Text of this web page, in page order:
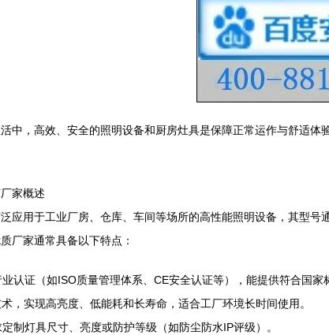
中，高效、安全的照明设备和厨房灶具是保障正常运作与舒适
家概述
应用于工业厂房、仓库、车间等场所的高性能照明设备，其型
厂家通常具备以下特点：
认证（如ISO质量管理体系、CE安全认证等），能提供符合国家
，实现高亮度、低能耗和长寿命，适合工厂环境长时间使用。
制灯具尺寸、亮度或防护等级（如防尘防水IP评级）。